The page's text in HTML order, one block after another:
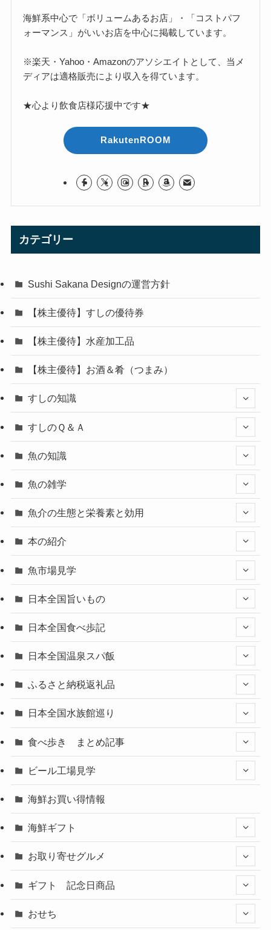
海鮮系中心で「ボリュームあるお店」・「コストパフ
ォーマンス」がいいお店を中心に掲載しています。
※楽天・Yahoo・Amazonのアソシエイトとして、当メ
ディアは適格販売により収入を得ています。
★心より飲食店様応援中です★
RakutenROOM
カテゴリー
Sushi Sakana Designの運営方針
【株主優待】すしの優待券
【株主優待】水産加工品
【株主優待】お酒＆肴（つまみ）
すしの知識
すしのＱ＆Ａ
魚の知識
魚の雑学
魚介の生態と栄養素と効用
本の紹介
魚市場見学
日本全国旨いもの
日本全国食べ歩記
日本全国温泉スパ飯
ふるさと納税返礼品
日本全国水族館巡り
食べ歩き まとめ記事
ビール工場見学
海鮮お買い得情報
海鮮ギフト
お取り寄せグルメ
ギフト 記念日商品
おせち